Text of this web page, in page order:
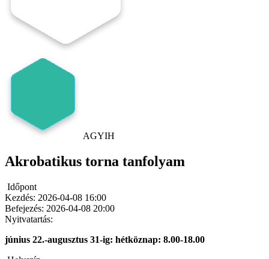
AGYIH
Akrobatikus torna tanfolyam
Időpont
Kezdés: 2026-04-08 16:00
Befejezés: 2026-04-08 20:00
Nyitvatartás:
június 22.-augusztus 31-ig: hétköznap: 8.00-18.00